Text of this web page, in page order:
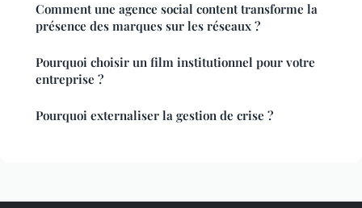
Comment une agence social content transforme la
présence des marques sur les réseaux ?
Pourquoi choisir un film institutionnel pour votre
entreprise ?
Pourquoi externaliser la gestion de crise ?